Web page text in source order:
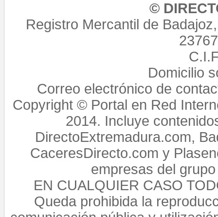
©
Registro Mercantil de
Domicilio
Correo electrónico de
Copyright © Portal en Red
2014. Incluye
DirectoExtremadura.com,
CaceresDirecto.com y
empresas del
EN CUALQUIER CASO
Queda prohibida la